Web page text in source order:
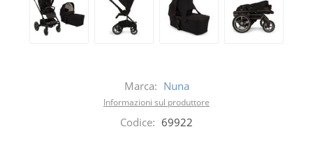
Marca: Nuna
Informazioni sul produttore
Codice: 69922